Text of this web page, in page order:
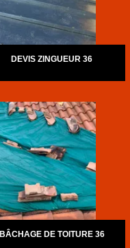
DEVIS ZINGUEUR 36
BÂCHAGE DE TOITURE 36